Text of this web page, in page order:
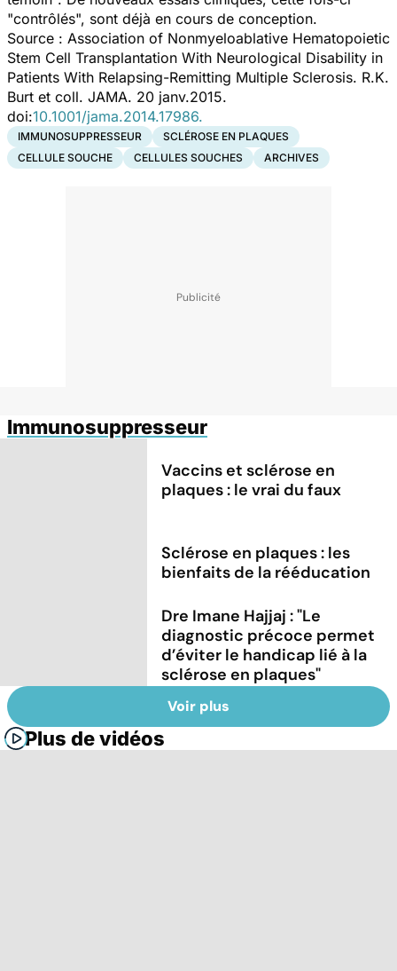
"contrôlés", sont déjà en cours de conception.
Source : Association of Nonmyeloablative Hematopoietic
Stem Cell Transplantation With Neurological Disability in
Patients With Relapsing-Remitting Multiple Sclerosis. R.K.
Burt et coll. JAMA. 20 janv.2015.
doi:10.1001/jama.2014.17986.
IMMUNOSUPPRESSEUR
SCLÉROSE EN PLAQUES
CELLULE SOUCHE
CELLULES SOUCHES ARCHIVES
Immunosuppresseur
Vaccins et sclérose en
plaques : le vrai du faux
Sclérose en plaques : les
bienfaits de la rééducation
Dre Imane Hajjaj : "Le
diagnostic précoce permet
d’éviter le handicap lié à la
sclérose en plaques"
Voir plus
Plus de vidéos